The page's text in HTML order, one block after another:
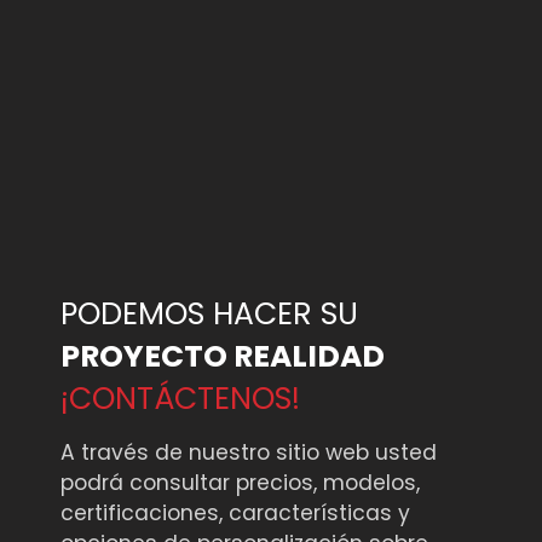
PODEMOS HACER SU
PROYECTO REALIDAD
¡CONTÁCTENOS!
A través de nuestro sitio web usted
podrá consultar precios, modelos,
certificaciones, características y